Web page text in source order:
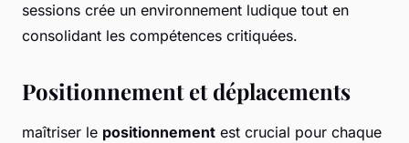
sessions crée un environnement ludique tout en
consolidant les compétences critiquées.
Positionnement et déplacements
maîtriser le positionnement est crucial pour chaque